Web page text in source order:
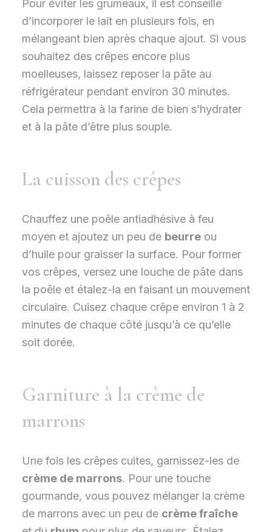
Pour éviter les grumeaux, il est conseillé
d’incorporer le lait en plusieurs fois, en
mélangeant bien après chaque ajout. Si vous
souhaitez des crêpes encore plus
moelleuses, laissez reposer la pâte au
réfrigérateur pendant environ 30 minutes.
Cela permettra à la farine de bien s’hydrater
et à la pâte d’être plus souple.
La cuisson des crêpes
Chauffez une poêle antiadhésive à feu
moyen et ajoutez un peu de beurreou
d’huile pour graisser la surface. Pour former
vos crêpes, versez une louche de pâte dans
la poêle et étalez-la en faisant un mouvement
circulaire. Cuisez chaque crêpe environ 1 à 2
minutes de chaque côté jusqu’à ce qu’elle
soit dorée.
Garniture à la crème de
marrons
Une fois les crêpes cuites, garnissez-les de
crème de marrons. Pour une touche
gourmande, vous pouvez mélanger la crème
de marrons avec un peu de crème fraîche